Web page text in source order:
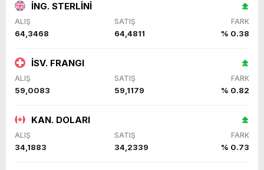
İNG. STERLİNİ
ALIŞ SATIŞ FARK
64,3468 64,4811 % 0.38
İSV. FRANGI
ALIŞ SATIŞ FARK
59,0083 59,1179 % 0.82
KAN. DOLARI
ALIŞ SATIŞ FARK
34,1883 34,2339 % 0.73